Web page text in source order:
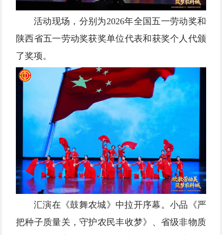
活动现场，分别为2026年全国五一劳动奖和
陕西省五一劳动奖获奖单位代表和获奖个人代颁
了奖项。
汇演在《鼓舞农城》中拉开序幕。小品《严
把种子质量关，守护农民丰收梦》、省级非物质